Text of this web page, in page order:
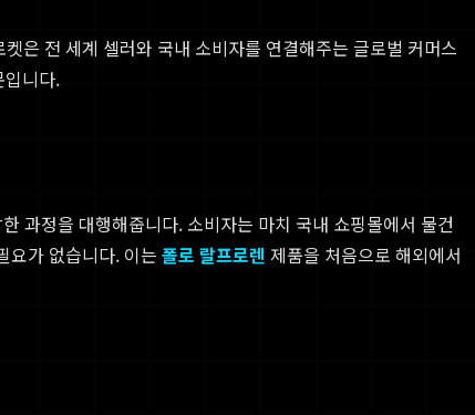
은 전 세계 셀러와 국내 소비자를 연결해주는 글로벌 커머스
입니다.
과정을 대행해줍니다. 소비자는 마치 국내 쇼핑몰에서 물건
요가 없습니다. 이는 폴로 랄프로렌 제품을 처음으로 해외에서